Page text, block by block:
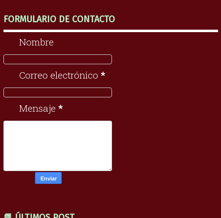
FORMULARIO DE CONTACTO
Nombre
Correo electrónico *
Mensaje *